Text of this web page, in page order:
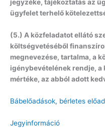
jegyzéke, tájékoztatás az
ügyfelet terhelő
(5.) A közfeladatot ellátó
költségvetéséből
megnevezése, tartalma, a
igénybevételének rendje,
mértéke, az abból adott
Bábelőadások, bérletes
Jegyinformáció